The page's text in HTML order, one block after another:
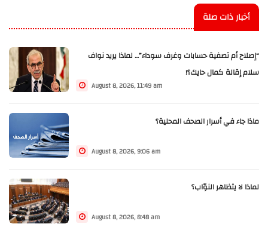
أخبار ذات صلة
“إصلاح أم تصفية حسابات وغرف سوداء”… لماذا يريد نواف
سلام إقالة كمال حايك؟!
August 8, 2026, 11:49 am
ماذا جاء في أسرار الصحف المحلية؟
August 8, 2026, 9:06 am
لماذا لا يتظاهر النوّاب؟
August 8, 2026, 8:48 am